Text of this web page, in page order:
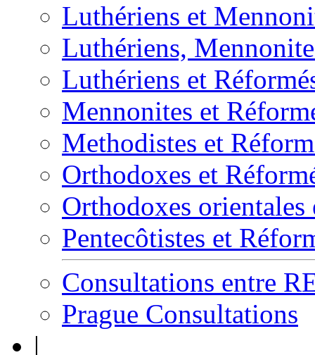
Luthériens et
Luthériens,
Luthériens et
Mennonites et
Methodistes et
Orthodoxes et
Orthodoxes orientales
Pentecôtistes et
Consultations entre
Prague Consultations
|